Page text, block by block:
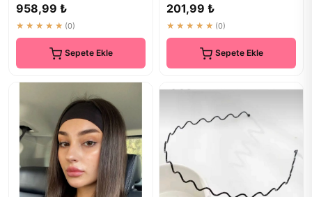
958,99 ₺
★★★★★ (0)
Sepete Ekle
201,99 ₺
★★★★★ (0)
Sepete Ekle